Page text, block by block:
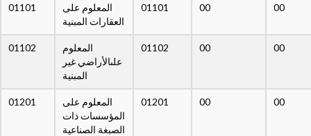
01101
المعلوم على
العقارات المبنية
01101 00 00
01102
المعلوم
علىالأراضي غير
المبنية
01102 00 00
01201
المعلوم على
المؤسسات ذات
الصبغة الصناعية
01201 00 00